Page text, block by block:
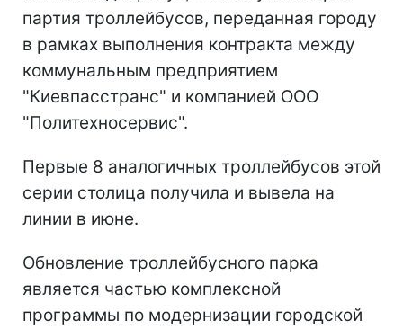
партия троллейбусов, переданная городу
в рамках выполнения контракта между
коммунальным предприятием
"Киевпасстранс" и компанией ООО
"Политехносервис".
Первые 8 аналогичных троллейбусов этой
серии столица получила и вывела на
линии в июне.
Обновление троллейбусного парка
является частью комплексной
программы по модернизации городской